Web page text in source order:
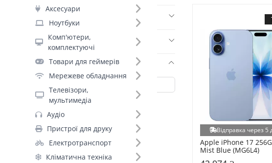
Аксесуари
Ноутбуки
Комп'ютери,
комплектуючі
Товари для геймерів
Мережеве обладнання
Телевізори,
мультимедіа
Аудіо
Пристрої для друку
Електротранспорт
Кліматична техніка
Днів до відправки (7)
Бренд (35)
OnePlus (188)
Samsung_ (170)
Apple (149)
Poco (135)
Xiaomi_ (135)
Відправка через 5
Apple iPhone 17
Mist Blue (MG6L4)